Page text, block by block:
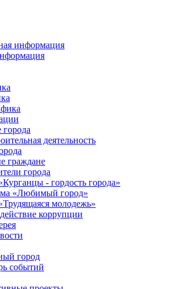
информация
города
деятельность
граждане
города
- гордость города»
«Любимый город»
молодежь»
коррупции
город
событий